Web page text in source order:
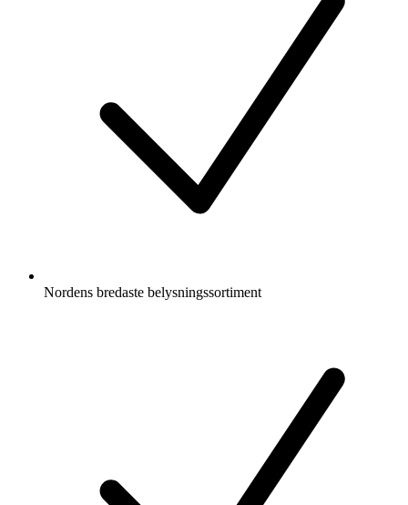
Nordens bredaste belysningssortiment